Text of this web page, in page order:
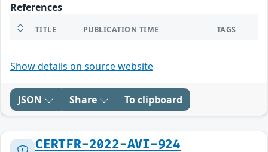
References
TITLE PUBLICATION TIME TAGS
Show details on source website
JSON Share To clipboard
CERTFR-2022-AVI-924